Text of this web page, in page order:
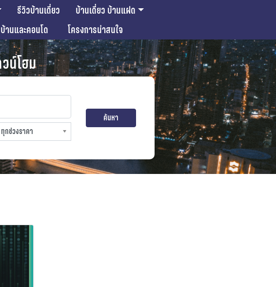
รีวิวบ้านเดี่ยว
บ้านเดี่ยว บ้านแฝด
านและคอนโด โครงการน่าสนใจ
น์โฮม
ทุกช่วงราคา
ค้นหา